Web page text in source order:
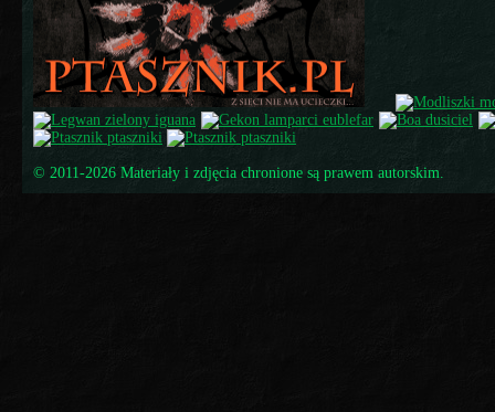
© 2011-2026 Materiały i zdjęcia chronione są prawem autorskim.